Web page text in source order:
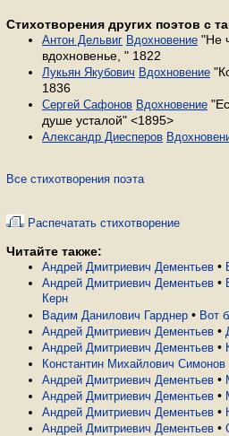
Стихотворения других поэтов с
Антон Дельвиг Вдохновение "Не
вдохновенье, " 1822
Лукьян Якубович Вдохновение
1836
Сергей Сафонов Вдохновение
душе усталой" <1895>
Александр Диесперов
Все стихотворения поэта
Распечатать стихотворение
Читайте также:
Андрей Дмитриевич Дементьев •
Андрей Дмитриевич Дементьев •
Керн
Вадим Данилович Гарднер • Вот
Андрей Дмитриевич Дементьев •
Андрей Дмитриевич Дементьев •
Константин Михайлович Симонов
Андрей Дмитриевич Дементьев •
Андрей Дмитриевич Дементьев •
Андрей Дмитриевич Дементьев •
Андрей Дмитриевич Дементьев •